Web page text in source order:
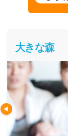
大きな森